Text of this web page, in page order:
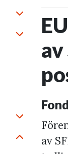
minimera
minimera
minimera
av